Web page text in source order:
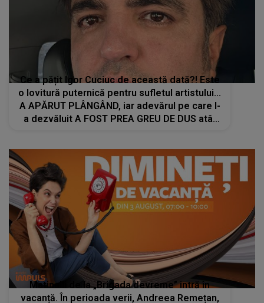
Ce a pățit Igor Cuciuc de această dată?! Este
o lovitură puternică pentru sufletul artistului...
A APĂRUT PLÂNGÂND, iar adevărul pe care l-
a dezvăluit A FOST PREA GREU DE DUS atât
Matinalii de la „Brigada devreme” intră în
vacanță. În perioada verii, Andreea Remețan,